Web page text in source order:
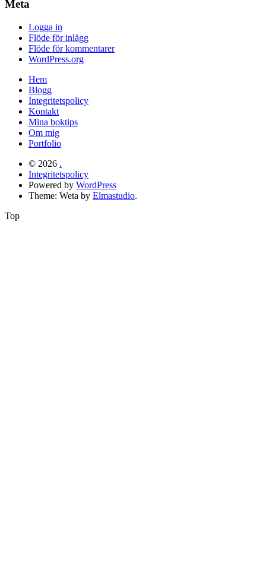
Meta
Logga in
Flöde för inlägg
Flöde för kommentarer
WordPress.org
Hem
Blogg
Integritetspolicy
Kontakt
Mina boktips
Om mig
Portfolio
© 2026 .
Integritetspolicy
Powered by WordPress
Theme: Weta by Elmastudio.
Top